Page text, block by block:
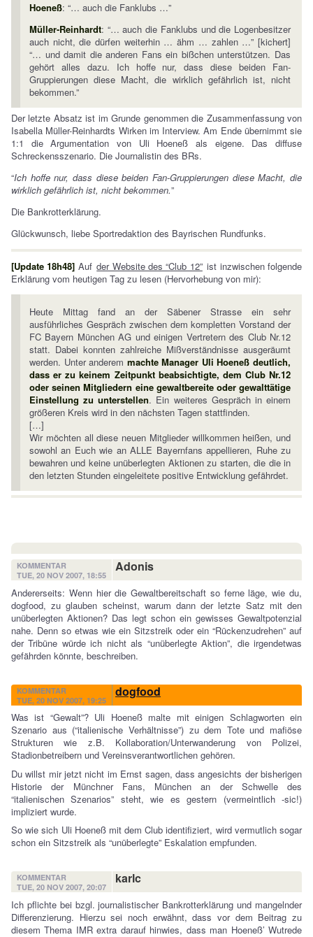
Hoeneß: “… auch die Fanklubs …”
Müller-Reinhardt: “… auch die Fanklubs und die Logenbesitzer
auch nicht, die dürfen weiterhin … ähm … zahlen …” [kichert]
“… und damit die anderen Fans ein bißchen unterstützen. Das
gehört alles dazu. Ich hoffe nur, dass diese beiden Fan-
Gruppierungen diese Macht, die wirklich gefährlich ist, nicht
bekommen.”
Der letzte Absatz ist im Grunde genommen die Zusammenfassung von
Isabella Müller-Reinhardts Wirken im Interview. Am Ende übernimmt sie
1:1 die Argumentation von Uli Hoeneß als eigene. Das diffuse
Schreckensszenario. Die Journalistin des BRs.
“Ich hoffe nur, dass diese beiden Fan-Gruppierungen diese Macht, die
wirklich gefährlich ist, nicht bekommen.”
Die Bankrotterklärung.
Glückwunsch, liebe Sportredaktion des Bayrischen Rundfunks.
[Update 18h48] Auf der Website des “Club 12” ist inzwischen folgende
Erklärung vom heutigen Tag zu lesen (Hervorhebung von mir):
Heute Mittag fand an der Säbener Strasse ein sehr
ausführliches Gespräch zwischen dem kompletten Vorstand der
FC Bayern München AG und einigen Vertretern des Club Nr.12
statt. Dabei konnten zahlreiche Mißverständnisse ausgeräumt
werden. Unter anderem machte Manager Uli Hoeneß deutlich,
dass er zu keinem Zeitpunkt beabsichtigte, dem Club Nr.12
oder seinen Mitgliedern eine gewaltbereite oder gewalttätige
Einstellung zu unterstellen. Ein weiteres Gespräch in einem
größeren Kreis wird in den nächsten Tagen stattfinden.
[…]
Wir möchten all diese neuen Mitglieder willkommen heißen, und
sowohl an Euch wie an ALLE Bayernfans appellieren, Ruhe zu
bewahren und keine unüberlegten Aktionen zu starten, die die in
den letzten Stunden eingeleitete positive Entwicklung gefährdet.
KOMMENTAR
TUE, 20 NOV 2007, 18:55
Adonis
Andererseits: Wenn hier die Gewaltbereitschaft so ferne läge, wie du,
dogfood, zu glauben scheinst, warum dann der letzte Satz mit den
unüberlegten Aktionen? Das legt schon ein gewisses Gewaltpotenzial
nahe. Denn so etwas wie ein Sitzstreik oder ein “Rückenzudrehen” auf
der Tribüne würde ich nicht als “unüberlegte Aktion”, die irgendetwas
gefährden könnte, beschreiben.
KOMMENTAR
TUE, 20 NOV 2007, 19:25
dogfood
Was ist “Gewalt”? Uli Hoeneß malte mit einigen Schlagworten ein
Szenario aus (“italienische Verhältnisse”) zu dem Tote und mafiöse
Strukturen wie z.B. Kollaboration/Unterwanderung von Polizei,
Stadionbetreibern und Vereinsverantwortlichen gehören.
Du willst mir jetzt nicht im Ernst sagen, dass angesichts der bisherigen
Historie der Münchner Fans, München an der Schwelle des
“italienischen Szenarios” steht, wie es gestern (vermeintlich -sic!)
impliziert wurde.
So wie sich Uli Hoeneß mit dem Club identifiziert, wird vermutlich sogar
schon ein Sitzstreik als “unüberlegte” Eskalation empfunden.
KOMMENTAR
TUE, 20 NOV 2007, 20:07
karlc
Ich pflichte bei bzgl. journalistischer Bankrotterklärung und mangelnder
Differenzierung. Hierzu sei noch erwähnt, dass vor dem Beitrag zu
diesem Thema IMR extra darauf hinwies, dass man Hoeneß’ Wutrede